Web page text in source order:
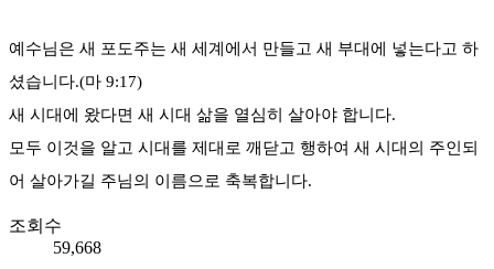
예수님은 새 포도주는 새 세계에서 만들고 새 부대에 넣는다고 하
셨습니다.(마 9:17)
새 시대에 왔다면 새 시대 삶을 열심히 살아야 합니다.
모두 이것을 알고 시대를 제대로 깨닫고 행하여 새 시대의 주인되
어 살아가길 주님의 이름으로 축복합니다.
조회수
59,668